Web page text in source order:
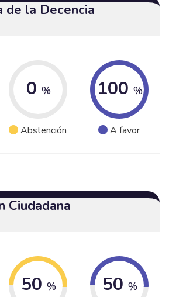
de la Decencia
0 %
Abstención
100 %
A favor
Ciudadana
50 % 50 %